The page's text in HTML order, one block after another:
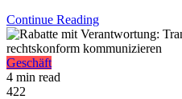
Continue Reading
Geschäft
4 min read
422